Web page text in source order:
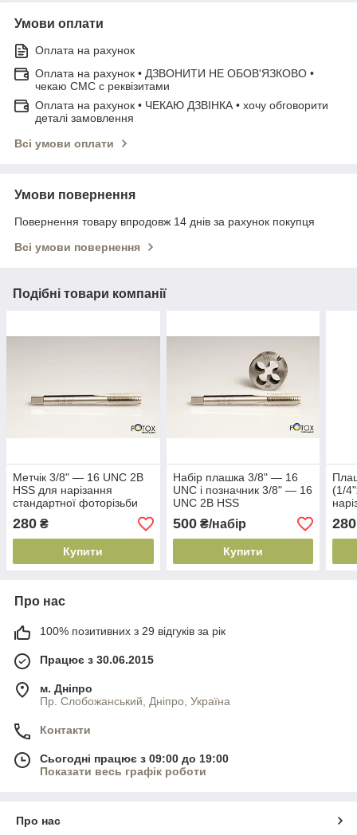
Умови оплати
Оплата на рахунок
Оплата на рахунок • ДЗВОНИТИ НЕ ОБОВ'ЯЗКОВО •
чекаю СМС с реквізитами
Оплата на рахунок • ЧЕКАЮ ДЗВІНКА • хочу обговорити
деталі замовлення
Всі умови оплати
Умови повернення
Повернення товару впродовж 14 днів за рахунок покупця
Всі умови повернення
Подібні товари компанії
Метчік 3/8" — 16 UNC 2B
HSS для нарізання
стандартної фоторізьби
280 ₴
Купити
Набір плашка 3/8" — 16
UNC і позначник 3/8" — 16
UNC 2B HSS
500₴/набір
Купити
(1/
280
Про нас
100% позитивних з 29 відгуків за рік
Працює з 30.06.2015
м. Дніпро
Пр. Слобожанський, Дніпро, Україна
Контакти
Сьогодні працює з 09:00 до 19:00
Показати весь графік роботи
Про нас